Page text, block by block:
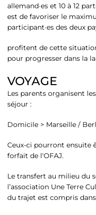
allemand·es et 10 à 12
est de favoriser le
participant·es des deux
profitent de cette
pour progresser dans la
VOYAGE
Les parents organisent
séjour :
Domicile > Marseille /
Ceux-ci pourront ensuite
forfait de l'OFAJ.
Le transfert au milieu du
l’association Une Terre
du trajet est compris